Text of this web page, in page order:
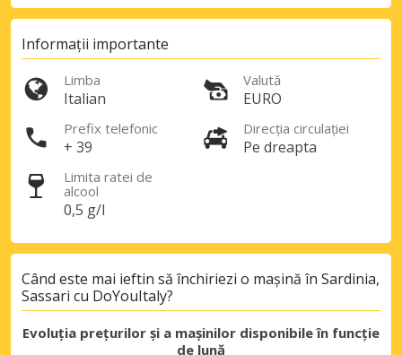
Informații importante
Limba
Italian
Valută
EURO
Prefix telefonic
+ 39
Direcția circulației
Pe dreapta
Limita ratei de
alcool
0,5 g/l
Când este mai ieftin să închiriezi o mașină în Sardinia,
Sassari cu DoYouItaly?
Evoluția prețurilor și a mașinilor disponibile în funcție
de lună
Economii de top
Accesați ofertele exclusive ale
furnizorilor noștri
Autentificare cu eLink